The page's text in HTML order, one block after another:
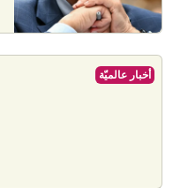
أخبار عالميّة